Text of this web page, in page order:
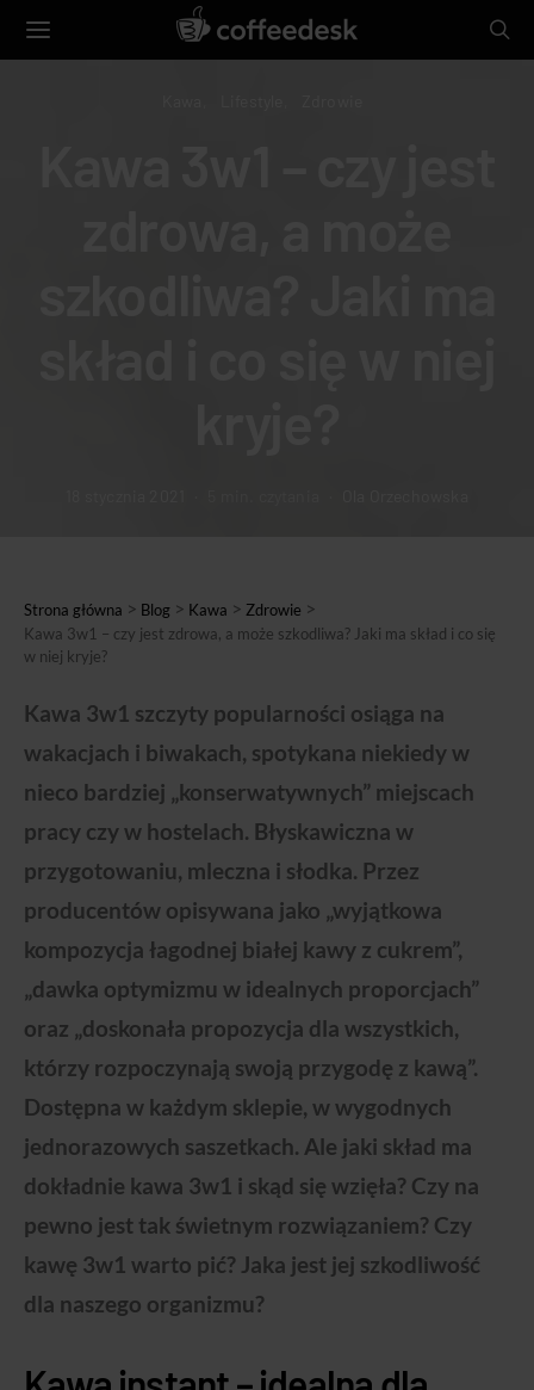
Strona główna > Blog > Kawa > Zdrowie >
Kawa 3w1 – czy jest zdrowa, a może szkodliwa? Jaki ma skład i co się
w niej kryje?
Kawa 3w1 szczyty popularności osiąga na
wakacjach i biwakach, spotykana niekiedy w
nieco bardziej „konserwatywnych” miejscach
pracy czy w hostelach. Błyskawiczna w
przygotowaniu, mleczna i słodka. Przez
producentów opisywana jako „wyjątkowa
kompozycja łagodnej białej kawy z cukrem”,
„dawka optymizmu w idealnych proporcjach”
oraz „doskonała propozycja dla wszystkich,
którzy rozpoczynają swoją przygodę z kawą”.
Dostępna w każdym sklepie, w wygodnych
jednorazowych saszetkach. Ale jaki skład ma
dokładnie kawa 3w1 i skąd się wzięła? Czy na
pewno jest tak świetnym rozwiązaniem? Czy
kawę 3w1 warto pić? Jaka jest jej szkodliwość
dla naszego organizmu?